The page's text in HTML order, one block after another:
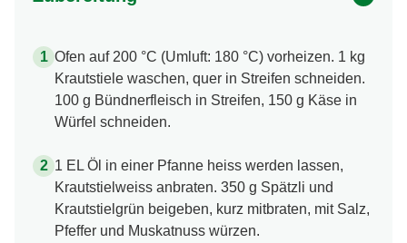
Ofen auf 200 °C (Umluft: 180 °C) vorheizen. 1 kg
Krautstiele waschen, quer in Streifen schneiden.
100 g Bündnerfleisch in Streifen, 150 g Käse in
Würfel schneiden.
1 EL Öl in einer Pfanne heiss werden lassen,
Krautstielweiss anbraten. 350 g Spätzli und
Krautstielgrün beigeben, kurz mitbraten, mit Salz,
Pfeffer und Muskatnuss würzen.